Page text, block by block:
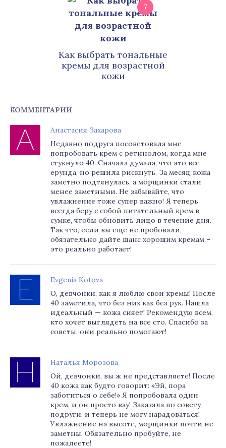
7
Как выбрать тональные
кремы для возрастной
кожи
КОММЕНТАРИИ
Анастасия Захарова
Недавно подруга посоветовала мне
попробовать крем с ретинолом, когда мне
стукнуло 40. Сначала думала, что это все
ерунда, но решила рискнуть. За месяц кожа
заметно подтянулась, а морщинки стали
менее заметными. Не забывайте, что
увлажнение тоже супер важно! Я теперь
всегда беру с собой питательный крем в
сумке, чтобы обновить лицо в течение дня.
Так что, если вы еще не пробовали,
обязательно дайте шанс хорошим кремам –
это реально работает!
Evgenia Kotova
О, девчонки, как я люблю свои кремы! После
40 заметила, что без них как без рук. Нашла
идеальный — кожа сияет! Рекомендую всем,
кто хочет выглядеть на все сто. Спасибо за
советы, они реально помогают!
Наталья Морозова
Ой, девчонки, вы ж не представляете! После
40 кожа как будто говорит: «Эй, пора
заботиться о себе!» Я попробовала один
крем, и он просто вау! Заказала по совету
подруги, и теперь не могу нарадоваться!
Увлажнение на высоте, морщинки почти не
заметны. Обязательно пробуйте, не
пожалеете!